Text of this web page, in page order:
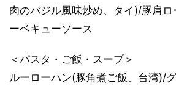
肉のバジル風味炒め、タイ)/豚肩
ーベキューソース
＜パスタ・ご飯・スープ＞
ルーローハン(豚角煮ご飯、台湾)/